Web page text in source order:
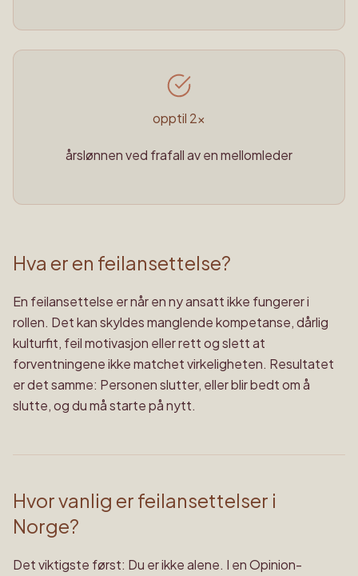
opptil 2x
årslønnen ved frafall av en mellomleder
Hva er en feilansettelse?
En feilansettelse er når en ny ansatt ikke fungerer i
rollen. Det kan skyldes manglende kompetanse, dårlig
kulturfit, feil motivasjon eller rett og slett at
forventningene ikke matchet virkeligheten. Resultatet
er det samme: Personen slutter, eller blir bedt om å
slutte, og du må starte på nytt.
Hvor vanlig er feilansettelser i
Norge?
Det viktigste først: Du er ikke alene. I en Opinion-